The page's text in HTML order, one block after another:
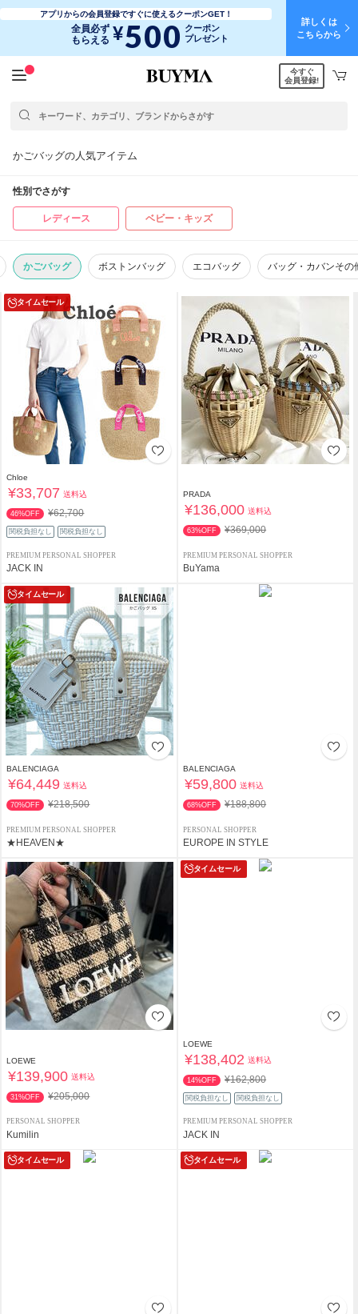
アプリからの会員登録ですぐに使えるクーポンGET！
全員必ず
もらえる ¥500 クーポン
プレゼント
詳しくは
こちらから
今すぐ
会員登録!
かごバッグの人気アイテム
性別でさがす
レディース ベビー・キッズ
かごバッグ ボストンバッグ エコバッグ バッグ・カバンその
タイムセール
Chloe
¥33,707 送料込
46%OFF ¥62,700
関税負担なし 関税負担なし
PREMIUM PERSONAL SHOPPER
JACK IN
PRADA
¥136,000 送料込
63%OFF ¥369,000
PREMIUM PERSONAL SHOPPER
BuYama
タイムセール
BALENCIAGA
¥64,449 送料込
70%OFF ¥218,500
PREMIUM PERSONAL SHOPPER
★HEAVEN★
BALENCIAGA
¥59,800 送料込
68%OFF ¥188,800
PERSONAL SHOPPER
EUROPE IN STYLE
LOEWE
¥139,900 送料込
31%OFF ¥205,000
PERSONAL SHOPPER
Kumilin
タイムセール
LOEWE
¥138,402 送料込
14%OFF ¥162,800
関税負担なし 関税負担なし
PREMIUM PERSONAL SHOPPER
JACK IN
タイムセール タイムセール